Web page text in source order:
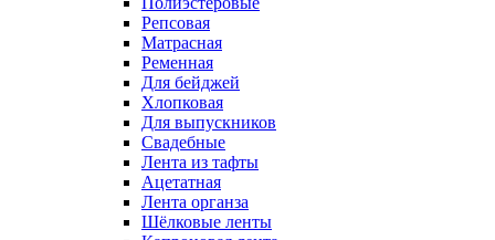
Репсовая
Матрасная
Ременная
Для бейджей
Хлопковая
Для выпускников
Свадебные
Лента из тафты
Ацетатная
Лента органза
Шёлковые ленты